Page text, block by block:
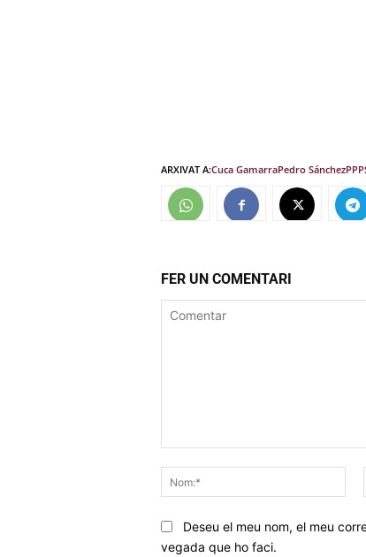
ARXIVAT A:Cuca GamarraPedro SánchezPP
FER UN COMENTARI
Deseu el meu nom, el meu
vegada que ho faci.